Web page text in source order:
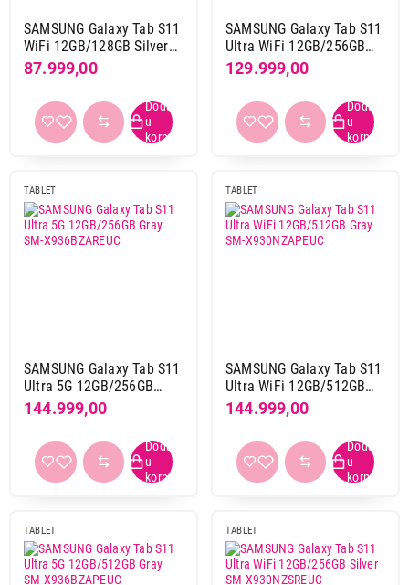
SAMSUNG Galaxy Tab S11
WiFi 12GB/128GB Silver
SM-X730NZSREUC
87.999,00
SAMSUNG Galaxy Tab S11
Ultra WiFi 12GB/256GB
Gray SM-X930NZAREUC
129.999,00
TABLET
SAMSUNG Galaxy Tab S11
Ultra 5G 12GB/256GB
Gray SM-X936BZAREUC
144.999,00
TABLET
SAMSUNG Galaxy Tab S11
Ultra WiFi 12GB/512GB
Gray SM-X930NZAPEUC
144.999,00
TABLET TABLET
79.999,00
TABLETI
SAMSUNG Galaxy Tab S9 WiFi
Proizvod je dodat u korpu.
Nastavi kupovinu